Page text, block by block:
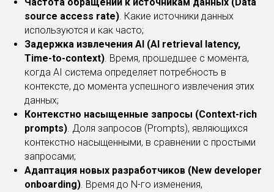
source access rate). Какие источники данных
используются и как часто;
Задержка извлечения AI (AI retrieval latency,
Time-to-context). Время, прошедшее с момента,
когда AI система определяет потребность в
контексте, до момента успешного извлечения этих
данных;
Контекстно насыщенные запросы (Context-rich
prompts). Доля запросов (Prompts), являющихся
контекстно насыщенными, в сравнении с простыми
запросами;
Адаптация новых разработчиков (New developer
onboarding). Время до N-го изменения,